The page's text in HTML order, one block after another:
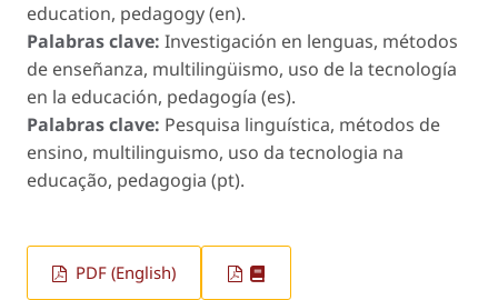
education, pedagogy (en).
Palabras clave: Investigación en lenguas, métodos
de enseñanza, multilingüismo, uso de la tecnología
en la educación, pedagogía (es).
Palabras clave: Pesquisa linguística, métodos de
ensino, multilinguismo, uso da tecnologia na
educação, pedagogia (pt).
PDF (English)